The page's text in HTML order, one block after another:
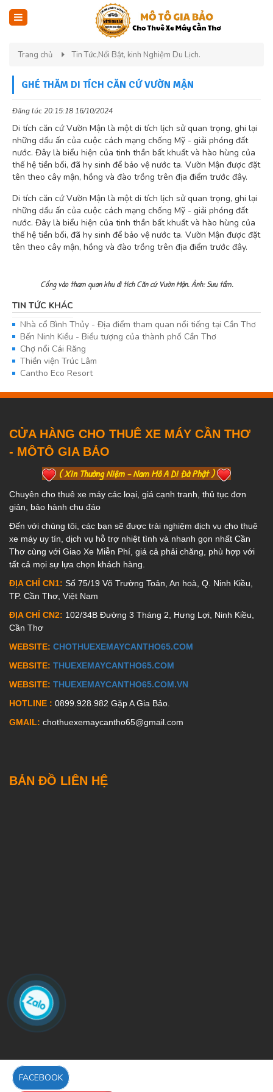
Trang chủ Tin Tức,Nổi Bật, kinh Nghiệm Du Lịch.
GHÉ THĂM DI TÍCH CĂN CỨ VƯỜN MẬN
Đăng lúc 20:15:18 16/10/2024
Di tích căn cứ Vườn Mận là một di tích lịch sử quan trọng, ghi lại
những dấu ấn của cuộc cách mạng chống Mỹ - giải phóng đất
nước. Đây là biểu hiện của tinh thần bất khuất và hào hùng của
thế hệ tiền bối, đã hy sinh để bảo vệ nước ta. Vườn Mận được đặt
tên theo cây mận, hồng và đào trồng trên địa điểm trước đây.
Di tích căn cứ Vườn Mận là một di tích lịch sử quan trọng, ghi lại
những dấu ấn của cuộc cách mạng chống Mỹ - giải phóng đất
nước. Đây là biểu hiện của tinh thần bất khuất và hào hùng của
thế hệ tiền bối, đã hy sinh để bảo vệ nước ta. Vườn Mận được đặt
tên theo cây mận, hồng và đào trồng trên địa điểm trước đây.
Cổng vào tham quan khu di tích Căn cứ Vườn Mận. Ảnh: Sưu tầm.
TIN TỨC KHÁC
Nhà cổ Bình Thủy - Địa điểm tham quan nổi tiếng tại Cần Thơ
Bến Ninh Kiều - Biểu tượng của thành phố Cần Thơ
Chợ nổi Cái Răng
Thiền viện Trúc Lâm
Cantho Eco Resort
CỬA HÀNG CHO THUÊ XE MÁY CẦN THƠ
- MÔTÔ GIA BẢO
( Xin Thường Niệm - Nam Mô A Di Đà Phật )
Chuyên cho thuê xe máy các loại, giá cạnh tranh, thủ tục đơn
giản, bảo hành chu đáo
Đến với chúng tôi, các bạn sẽ được trải nghiệm dịch vụ cho thuê
xe máy uy tín, dịch vụ hỗ trợ nhiệt tình và nhanh gọn nhất Cần
Thơ cùng với Giao Xe Miễn Phí, giá cả phải chăng, phù hợp với
tất cả mọi sự lựa chọn khách hàng.
ĐỊA CHỈ CN1: Số 75/19 Võ Trường Toản, An hoà, Q. Ninh Kiều,
TP. Cần Thơ, Việt Nam
ĐỊA CHỈ CN2: 102/34B Đường 3 Tháng 2, Hưng Lợi, Ninh Kiều,
Cần Thơ
WEBSITE: CHOTHUEXEMAYCANTHO65.COM
WEBSITE: THUEXEMAYCANTHO65.COM
WEBSITE: THUEXEMAYCANTHO65.COM.VN
HOTLINE : 0899.928.982 Gặp A Gia Bảo.
GMAIL: chothuexemaycantho65@gmail.com
BẢN ĐỒ LIÊN HỆ
FACEBOOK